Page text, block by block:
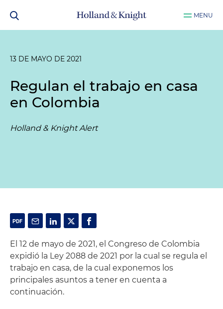
MENU
13 DE MAYO DE 2021
Regulan el trabajo en casa
en Colombia
Holland & Knight Alert
El 12 de mayo de 2021, el Congreso de Colombia
expidió la Ley 2088 de 2021 por la cual se regula el
trabajo en casa, de la cual exponemos los
principales asuntos a tener en cuenta a
continuación.